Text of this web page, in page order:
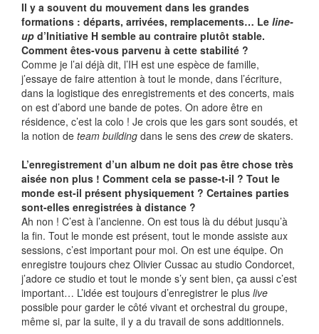
Il y a souvent du mouvement dans les grandes
formations : départs, arrivées, remplacements… Le line-
up d’Initiative H semble au contraire plutôt stable.
Comment êtes-vous parvenu à cette stabilité ?
Comme je l’ai déjà dit, l’IH est une espèce de famille,
j’essaye de faire attention à tout le monde, dans l’écriture,
dans la logistique des enregistrements et des concerts, mais
on est d’abord une bande de potes. On adore être en
résidence, c’est la colo ! Je crois que les gars sont soudés, et
la notion de team building dans le sens des crewde skaters.
L’enregistrement d’un album ne doit pas être chose très
aisée non plus ! Comment cela se passe-t-il ? Tout le
monde est-il présent physiquement ? Certaines parties
sont-elles enregistrées à distance ?
Ah non ! C’est à l’ancienne. On est tous là du début jusqu’à
la fin. Tout le monde est présent, tout le monde assiste aux
sessions, c’est important pour moi. On est une équipe. On
enregistre toujours chez Olivier Cussac au studio Condorcet,
j’adore ce studio et tout le monde s’y sent bien, ça aussi c’est
important… L’idée est toujours d’enregistrer le plus live
possible pour garder le côté vivant et orchestral du groupe,
même si, par la suite, il y a du travail de sons additionnels.